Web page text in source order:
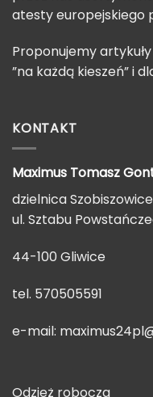
atesty europejskiego
Proponujemy
”na każdą kieszeń” i
KONTAKT
Maximus Tomasz
dzielnica Szobiszowice
ul. Sztabu
44-100 Gliwice
tel. 570505591
e-mail:
Odzież robocza